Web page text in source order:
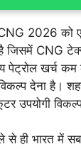
2026 को
जिसमें CNG
पेट्रोल खर्च
देना है।
उपयोगी
से ही भारत में